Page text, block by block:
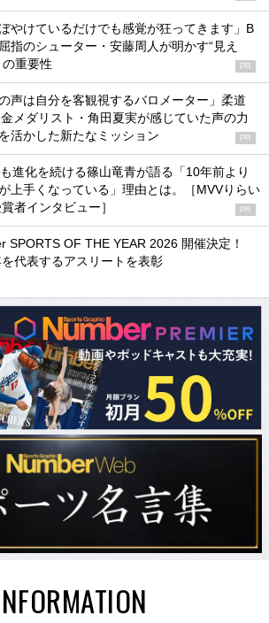
ぼやけているだけでも感覚が狂ってきます」B
指のシューター・安藤周人が明かす“見え
の重要性
PR
の声は自分を客観視するバロメーター」柔道
メダリスト・角田夏実が感じていた声の力
活かした新たなミッション
PR
進化を続ける篠山竜青が語る「10年前より
上手くなっている」理由とは。［MVVりらい
者インタビュー］
PR
SPORTS OF THE YEAR 2026 開催決定！
代表するアスリートを表彰